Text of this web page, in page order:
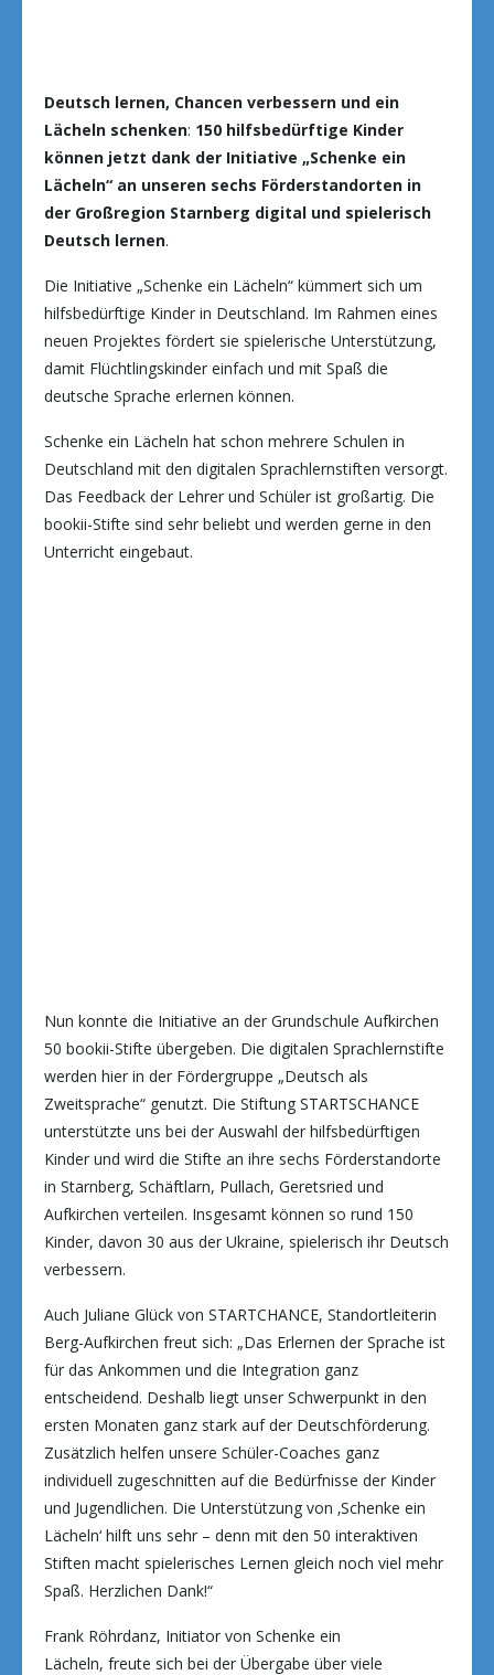
Deutsch lernen, Chancen verbessern und ein
Lächeln schenken: 150 hilfsbedürftige Kinder
können jetzt dank der Initiative „Schenke ein
Lächeln“ an unseren sechs Förderstandorten in
der Großregion Starnberg digital und spielerisch
Deutsch lernen.
Die Initiative „Schenke ein Lächeln“ kümmert sich um
hilfsbedürftige Kinder in Deutschland. Im Rahmen eines
neuen Projektes fördert sie spielerische Unterstützung,
damit Flüchtlingskinder einfach und mit Spaß die
deutsche Sprache erlernen können.
Schenke ein Lächeln hat schon mehrere Schulen in
Deutschland mit den digitalen Sprachlernstiften versorgt.
Das Feedback der Lehrer und Schüler ist großartig. Die
bookii-Stifte sind sehr beliebt und werden gerne in den
Unterricht eingebaut.
Nun konnte die Initiative an der Grundschule Aufkirchen
50 bookii-Stifte übergeben. Die digitalen Sprachlernstifte
werden hier in der Fördergruppe „Deutsch als
Zweitsprache“ genutzt. Die Stiftung STARTSCHANCE
unterstützte uns bei der Auswahl der hilfsbedürftigen
Kinder und wird die Stifte an ihre sechs Förderstandorte
in Starnberg, Schäftlarn, Pullach, Geretsried und
Aufkirchen verteilen. Insgesamt können so rund 150
Kinder, davon 30 aus der Ukraine, spielerisch ihr Deutsch
verbessern.
Auch Juliane Glück von STARTCHANCE, Standortleiterin
Berg-Aufkirchen freut sich: „Das Erlernen der Sprache ist
für das Ankommen und die Integration ganz
entscheidend. Deshalb liegt unser Schwerpunkt in den
ersten Monaten ganz stark auf der Deutschförderung.
Zusätzlich helfen unsere Schüler-Coaches ganz
individuell zugeschnitten auf die Bedürfnisse der Kinder
und Jugendlichen. Die Unterstützung von ‚Schenke ein
Lächeln‘ hilft uns sehr – denn mit den 50 interaktiven
Stiften macht spielerisches Lernen gleich noch viel mehr
Spaß. Herzlichen Dank!“
Frank Röhrdanz, Initiator von Schenke ein
Lächeln, freute sich bei der Übergabe über viele